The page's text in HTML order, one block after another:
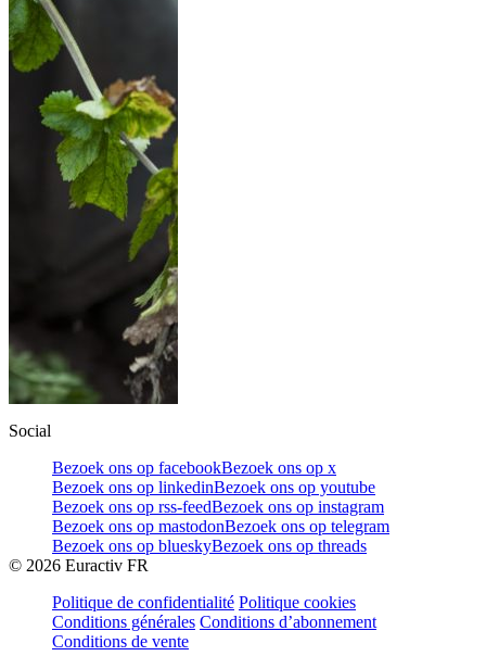
Social
Bezoek ons op facebookBezoek ons op x
Bezoek ons op linkedinBezoek ons op youtube
Bezoek ons op rss-feedBezoek ons op instagram
Bezoek ons op mastodonBezoek ons op telegram
Bezoek ons op blueskyBezoek ons op threads
© 2026 Euractiv FR
Politique de confidentialité Politique cookies
Conditions générales Conditions d’abonnement
Conditions de vente